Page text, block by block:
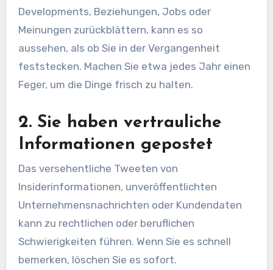
Developments, Beziehungen, Jobs oder
Meinungen zurückblättern, kann es so
aussehen, als ob Sie in der Vergangenheit
feststecken. Machen Sie etwa jedes Jahr einen
Feger, um die Dinge frisch zu halten.
2. Sie haben vertrauliche
Informationen gepostet
Das versehentliche Tweeten von
Insiderinformationen, unveröffentlichten
Unternehmensnachrichten oder Kundendaten
kann zu rechtlichen oder beruflichen
Schwierigkeiten führen. Wenn Sie es schnell
bemerken, löschen Sie es sofort.